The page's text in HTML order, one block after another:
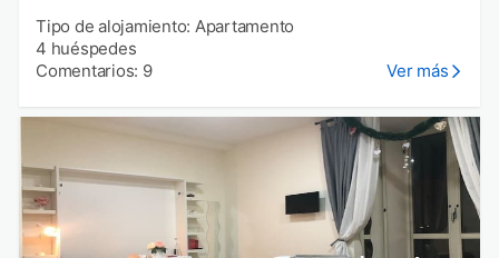
Tipo de alojamiento: Apartamento
4 huéspedes
Comentarios: 9
Ver más